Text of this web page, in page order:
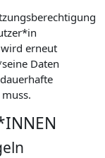
erneut
Daten